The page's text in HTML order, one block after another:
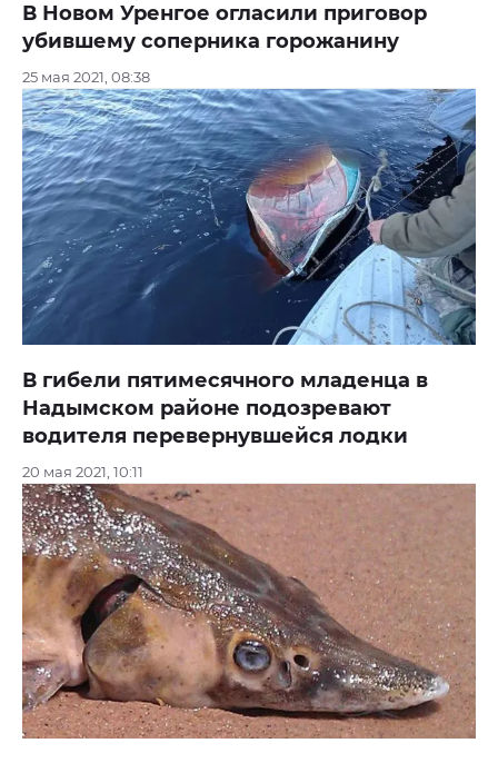
В Новом Уренгое огласили приговор
убившему соперника горожанину
25 мая 2021, 08:38
В гибели пятимесячного младенца в
Надымском районе подозревают
водителя перевернувшейся лодки
20 мая 2021, 10:11